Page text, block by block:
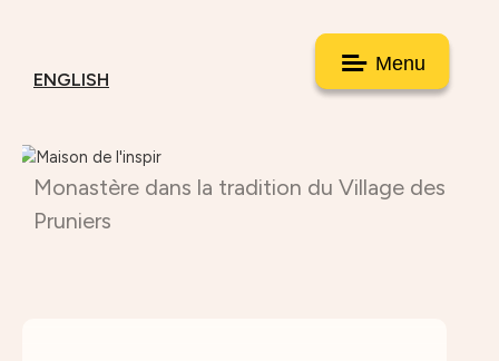
Menu
ENGLISH
Monastère dans la tradition du Village des
Pruniers